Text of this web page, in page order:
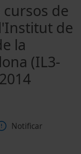
de
de
la
(IL3-
Notificar